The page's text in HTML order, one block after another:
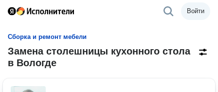
Войти
Сборка и ремонт мебели
Замена столешницы кухонного стола
в Вологде